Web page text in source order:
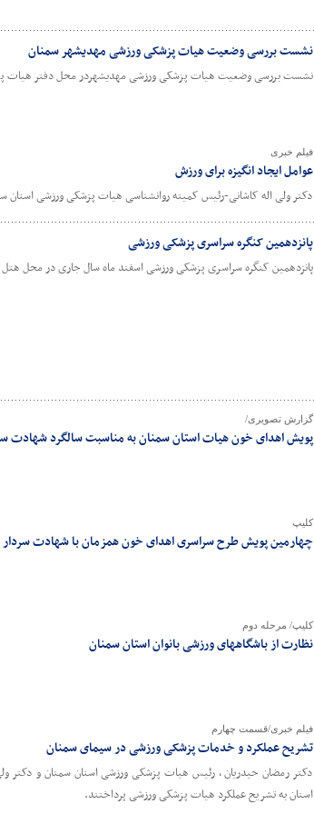
نشست بررسی وضعیت هیات پزشکی ورزشی مهدیشهر سمنان
نشست بررسی وضعیت هیات پزشکی ورزشی مهدیشهردر محل دفتر هیات
فیلم خبری
عوامل ایجاد انگیزه برای ورزش
دکتر ولی اله کاشانی-رئیس کمیته روانشناسی هیات پزشکی ورزشی استان
پانزدهمین کنگره سراسری پزشکی ورزشی
پانزدهمین کنگره سراسری پزشکی ورزشی اسفند ماه سال جاری در محل
گزارش تصویری/
پویش اهدای خون هیات استان سمنان به مناسبت سالگرد شهادت
کلیپ
چهارمین پویش طرح سراسری اهدای خون همزمان با شهادت سردار
کلیپ/ مرحله دوم
نظارت از باشگاههای ورزشی بانوان استان سمنان
فیلم خبری/قسمت چهارم
تشریح عملکرد و خدمات پزشکی ورزشی در سیمای سمنان
دکتر رمضان حیدریان ، رئیس هیات پزشکی ورزشی استان سمنان و دکتر
استان به تشریح عملکرد هیات پزشکی ورزشی پرداختند.